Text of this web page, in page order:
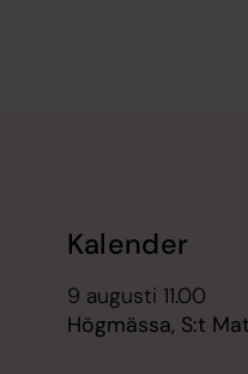
Kalender
9 augusti 11.00
Högmässa, S:t